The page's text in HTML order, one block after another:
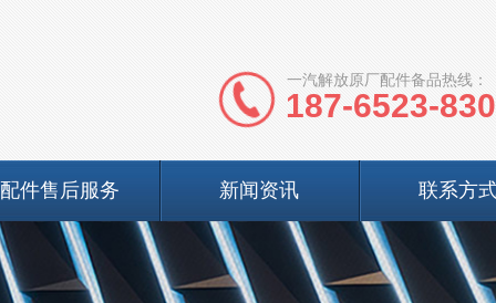
一汽解放原厂配件备品热线：
187-6523-
配件售后服务 新闻资讯 联系方